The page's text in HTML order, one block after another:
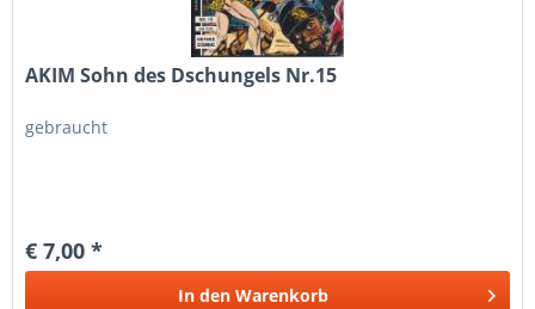
AKIM Sohn des Dschungels Nr.15
gebraucht
€ 7,00 *
In den Warenkorb